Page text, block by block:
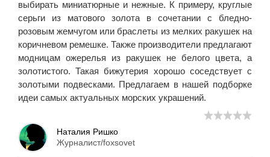
выбирать миниатюрные и нежные. К примеру, круглые
серьги из матового золота в сочетании с бледно-
розовым жемчугом или браслеты из мелких ракушек на
коричневом ремешке. Также производители предлагают
модницам ожерелья из ракушек не белого цвета, а
золотистого. Такая бижутерия хорошо соседствует с
золотыми подвесками. Предлагаем в нашей подборке
идеи самых актуальных морских украшений.
Наталия Ришко
Журналист/foxsovet